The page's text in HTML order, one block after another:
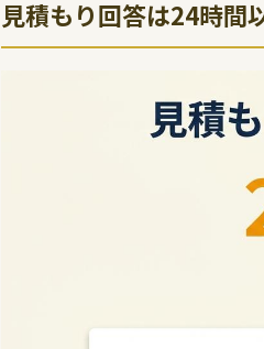
見積もり回答は24時間